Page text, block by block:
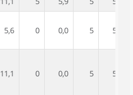
5,6 0 0,0 5 5,9
11,1 0 0,0 5 5,9